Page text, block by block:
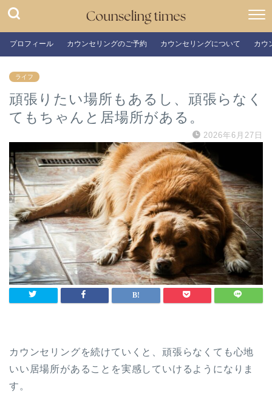
プロフィール カウンセリングのご予約 カウンセリングについて カウ
ライフ
頑張りたい場所もあるし、頑張らなく
てもちゃんと居場所がある。
2026年6月27日
カウンセリングを続けていくと、頑張らなくても心地
いい居場所があることを実感していけるようになりま
す。